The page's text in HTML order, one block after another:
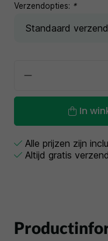
Verzendopties: *
In
Alle prijzen zijn
Altijd gratis